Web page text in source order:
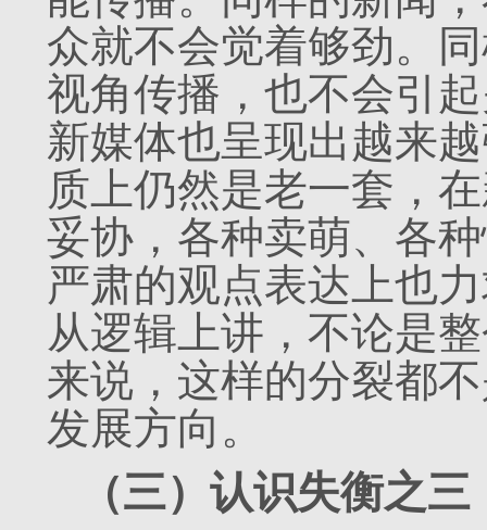
众就不会觉着够劲。
视角传播，也不会引
新媒体也呈现出越来
质上仍然是老一套，
妥协，各种卖萌、各
严肃的观点表达上也
从逻辑上讲，不论是
来说，这样的分裂都
发展方向。
（三）认识失衡之